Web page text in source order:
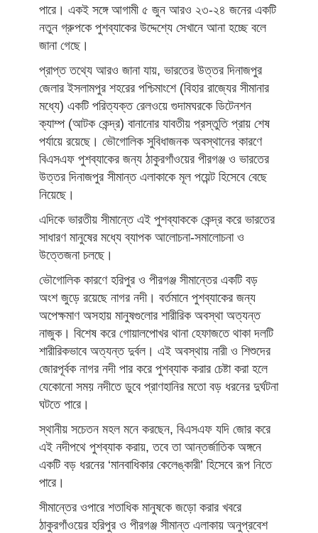
পারে। একই সঙ্গে আগামী ৫ জুন আরও ২৩-২৪ জনের একটি
নতুন গ্রুপকে পুশব্যাকের উদ্দেশ্যে সেখানে আনা হচ্ছে বলে
জানা গেছে।
প্রাপ্ত তথ্যে আরও জানা যায়, ভারতের উত্তর দিনাজপুর
জেলার ইসলামপুর শহরের পশ্চিমাংশে (বিহার রাজ্যের সীমানার
মধ্যে) একটি পরিত্যক্ত রেলওয়ে গুদামঘরকে ডিটেনশন
ক্যাম্প (আটক কেন্দ্র) বানানোর যাবতীয় প্রস্তুতি প্রায় শেষ
পর্যায়ে রয়েছে। ভৌগোলিক সুবিধাজনক অবস্থানের কারণে
বিএসএফ পুশব্যাকের জন্য ঠাকুরগাঁওয়ের পীরগঞ্জ ও ভারতের
উত্তর দিনাজপুর সীমান্ত এলাকাকে মূল পয়েন্ট হিসেবে বেছে
নিয়েছে।
​এদিকে ভারতীয় সীমান্তে এই পুশব্যাককে কেন্দ্র করে ভারতের
সাধারণ মানুষের মধ্যে ব্যাপক আলোচনা-সমালোচনা ও
উত্তেজনা চলছে।
ভৌগোলিক কারণে হরিপুর ও পীরগঞ্জ সীমান্তের একটি বড়
অংশ জুড়ে রয়েছে নাগর নদী। বর্তমানে পুশব্যাকের জন্য
অপেক্ষমাণ অসহায় মানুষগুলোর শারীরিক অবস্থা অত্যন্ত
নাজুক। বিশেষ করে গোয়ালপোখর থানা হেফাজতে থাকা দলটি
শারীরিকভাবে অত্যন্ত দুর্বল। এই অবস্থায় নারী ও শিশুদের
জোরপূর্বক নাগর নদী পার করে পুশব্যাক করার চেষ্টা করা হলে
যেকোনো সময় নদীতে ডুবে প্রাণহানির মতো বড় ধরনের দুর্ঘটনা
ঘটতে পারে।
স্থানীয় সচেতন মহল মনে করছেন, বিএসএফ যদি জোর করে
এই নদীপথে পুশব্যাক করায়, তবে তা আন্তর্জাতিক অঙ্গনে
একটি বড় ধরনের ‘মানবাধিকার কেলেঙ্কারী’ হিসেবে রূপ নিতে
পারে।
সীমান্তের ওপারে শতাধিক মানুষকে জড়ো করার খবরে
ঠাকুরগাঁওয়ের হরিপুর ও পীরগঞ্জ সীমান্ত এলাকায় অনুপ্রবেশ